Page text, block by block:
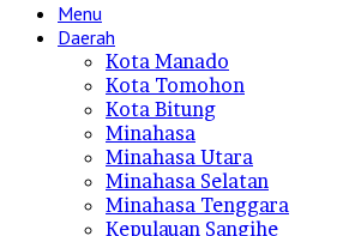
Menu
Daerah
Kota Manado
Kota Tomohon
Kota Bitung
Minahasa
Minahasa Utara
Minahasa Selatan
Minahasa Tenggara
Kepulauan Sangihe